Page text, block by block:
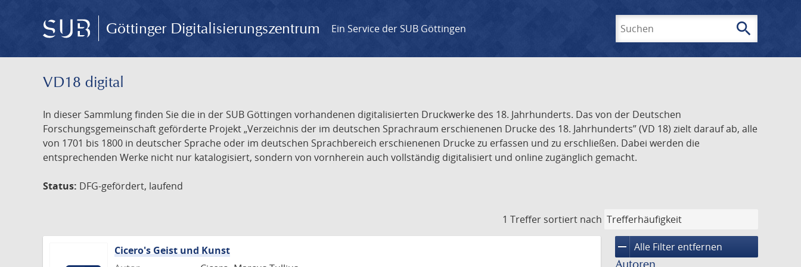
Göttinger Digitalisierungszentrum Ein Service der SUB Göttingen search
VD18 digital
In dieser Sammlung finden Sie die in der SUB Göttingen vorhandenen digitalisierten Druckwerke des 18. Jahrhunderts. Das von der Deutschen
Forschungsgemeinschaft geförderte Projekt „Verzeichnis der im deutschen Sprachraum erschienenen Drucke des 18. Jahrhunderts” (VD 18) zielt darauf ab, alle
von 1701 bis 1800 in deutscher Sprache oder im deutschen Sprachbereich erschienenen Drucke zu erfassen und zu erschließen. Dabei werden die
entsprechenden Werke nicht nur katalogisiert, sondern von vornherein auch vollständig digitalisiert und online zugänglich gemacht.
Status: DFG-gefördert, laufend
1 Treffer sortiert nach
remove Alle Filter entfernen
Cicero's Geist und Kunst